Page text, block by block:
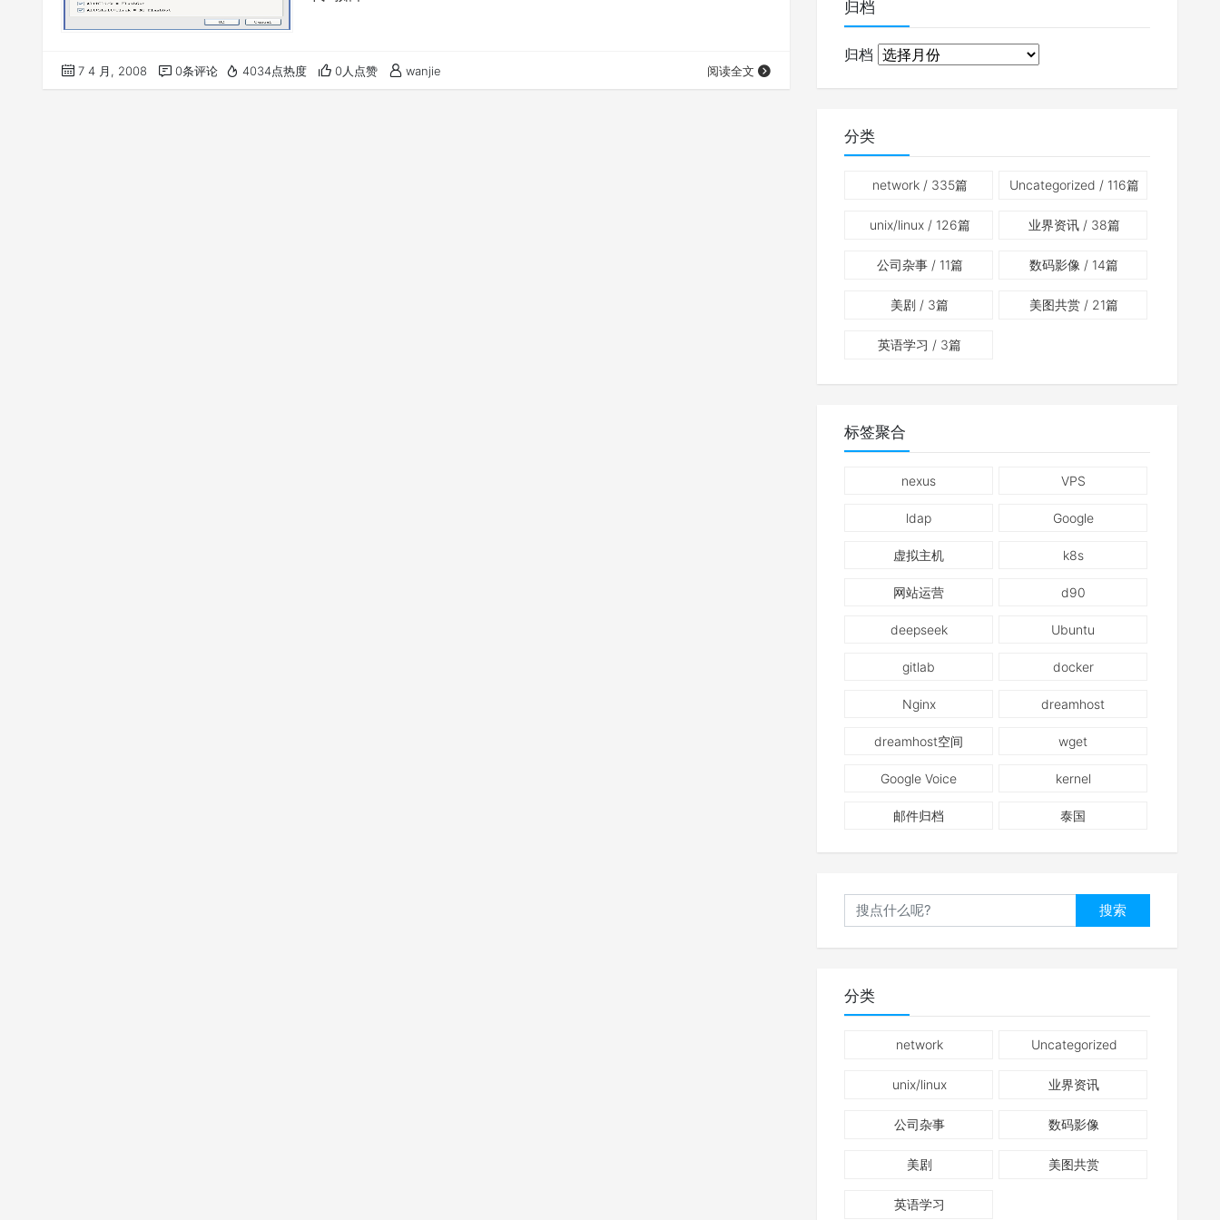
7 4 月, 2008 0条评论 4034点热度 0人点赞 wanjie 阅读全文
归档
归档
分类
network/ 335篇 Uncategorized / 116篇
unix/linux/ 126篇 业界资讯/ 38篇
公司杂事/ 11篇 数码影像 / 14篇
美剧 / 3篇 美图共赏 / 21篇
英语学习 / 3篇
标签聚合
nexus VPS
ldap Google
虚拟主机 k8s
网站运营 d90
deepseek Ubuntu
gitlab docker
Nginx dreamhost
dreamhost空间 wget
Google Voice kernel
邮件归档 泰国
搜索
分类
network Uncategorized
unix/linux 业界资讯
公司杂事 数码影像
美剧 美图共赏
英语学习